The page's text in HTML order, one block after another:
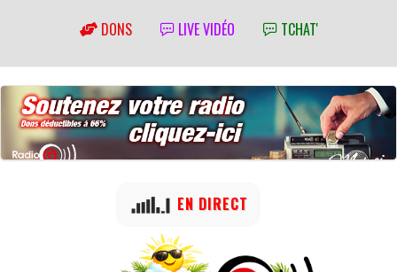
DONS LIVE VIDÉO TCHAT'
EN DIRECT